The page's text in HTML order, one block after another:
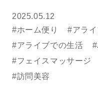
2025.05.12
#ホーム便り
#アラ
#アライブでの生活
#フェイスマッサージ
#訪問美容